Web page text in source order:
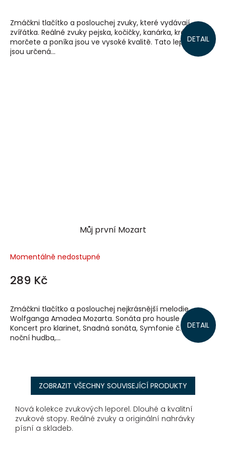
DETAIL
Zmáčkni tlačítko a poslouchej zvuky, které vydávají
zvířátka. Reálné zvuky pejska, kočičky, kanárka, králíčka,
morčete a poníka jsou ve vysoké kvalitě. Tato leporela
jsou určená...
Můj první Mozart
Momentálně nedostupné
289 Kč
DETAIL
Zmáčkni tlačítko a poslouchej nejkrásnější melodie
Wolfganga Amadea Mozarta. Sonáta pro housle a klavír,
Koncert pro klarinet, Snadná sonáta, Symfonie č. 40, Malá
noční hudba,...
ZOBRAZIT VŠECHNY SOUVISEJÍCÍ PRODUKTY
Nová kolekce zvukových leporel. Dlouhé a kvalitní
zvukové stopy. Reálné zvuky a originální nahrávky
písní a skladeb.